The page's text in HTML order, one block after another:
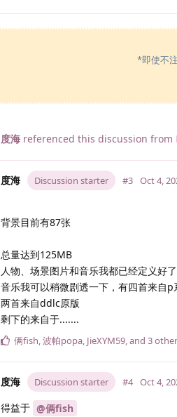
*即使不
度海 referenced this discussion from
度海 Discussion starter #3 Oct 4,
背景目前有87张
总量达到125MB
人物、场景图片和音乐我都已经定义好了
音乐我可以稍微剧透一下，有四首来自p
两首来自ddlc原版
剩下的来自于.......
俩fish 波帕popa JieXYM59 , and 3
度海 Discussion starter #4 Oct 4,
得益于 @俩fish